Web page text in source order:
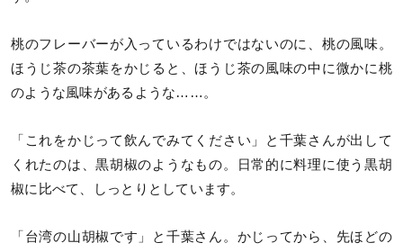
桃のフレーバーが入っているわけではないのに、桃の風味。
ほうじ茶の茶葉をかじると、ほうじ茶の風味の中に微かに桃
のような風味があるような……。
「これをかじって飲んでみてください」と千葉さんが出して
くれたのは、黒胡椒のようなもの。日常的に料理に使う黒胡
椒に比べて、しっとりとしています。
「台湾の山胡椒です」と千葉さん。かじってから、先ほどの